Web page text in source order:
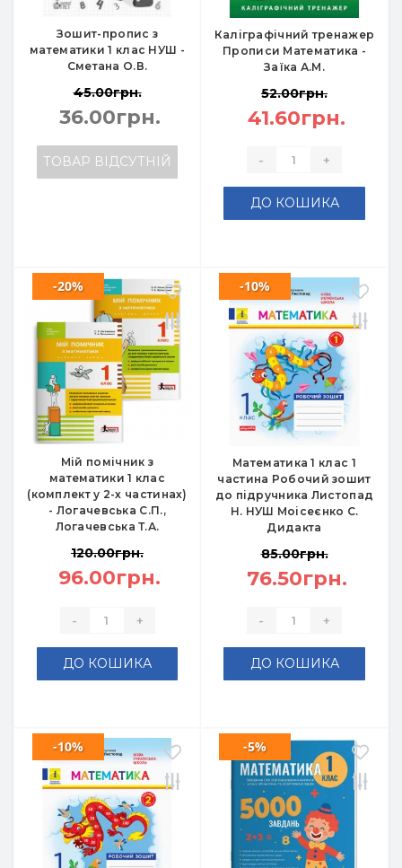
Зошит-пропис з
математики 1 клас НУШ -
Сметана О.В.
45.00грн.
36.00грн.
ТОВАР ВІДСУТНІЙ
Каліграфічний тренажер
Прописи Математика -
Заїка А.М.
52.00грн.
41.60грн.
- +
ДО КОШИКА
Мій помічник з
математики 1 клас
(комплект у 2-х частинах)
- Логачевська С.П.,
Логачевська Т.А.
-20%
120.00грн.
96.00грн.
- +
ДО КОШИКА
Математика 1 клас 1
частина Робочий зошит
до підручника Листопад
Н. НУШ Моісеєнко С.
Дидакта
-10%
85.00грн.
76.50грн.
- +
ДО КОШИКА
-10% -5%